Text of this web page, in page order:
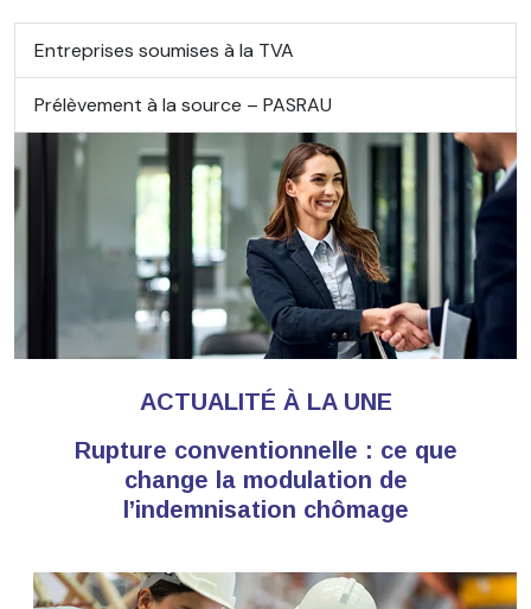
Entreprises soumises à la TVA
Prélèvement à la source – PASRAU
ACTUALITÉ À LA UNE
Rupture conventionnelle : ce que
change la modulation de
l’indemnisation chômage